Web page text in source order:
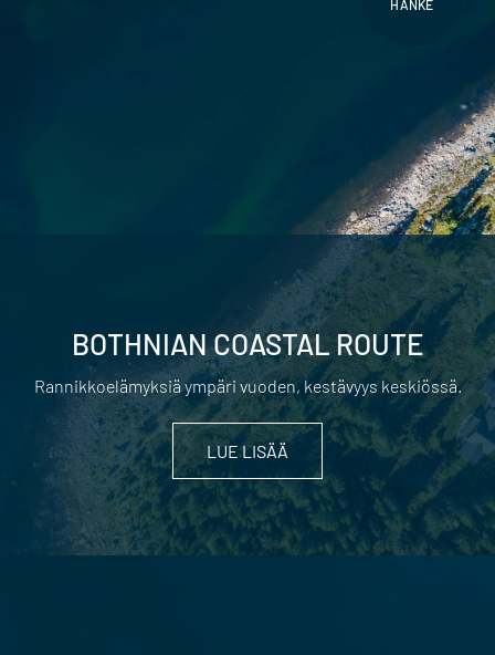
HANKE
BOTHNIAN COASTAL ROUTE
Rannikkoelämyksiä ympäri vuoden, kestävyys keskiössä.
LUE LISÄÄ